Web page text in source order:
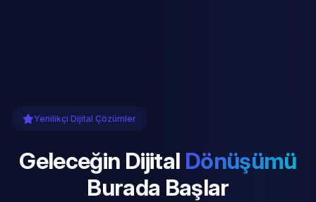
Yenilikçi Dijital Çözümler
Geleceğin Dijital Dönüşümü
Burada Başlar